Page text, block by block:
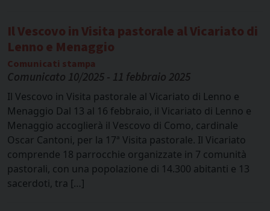
Il Vescovo in Visita pastorale al Vicariato di
Lenno e Menaggio
Comunicati stampa
Comunicato 10/2025 - 11 febbraio 2025
Il Vescovo in Visita pastorale al Vicariato di Lenno e
Menaggio Dal 13 al 16 febbraio, il Vicariato di Lenno e
Menaggio accoglierà il Vescovo di Como, cardinale
Oscar Cantoni, per la 17ª Visita pastorale. Il Vicariato
comprende 18 parrocchie organizzate in 7 comunità
pastorali, con una popolazione di 14.300 abitanti e 13
sacerdoti, tra […]